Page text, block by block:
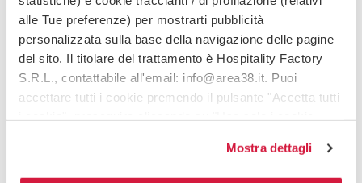
alle Tue preferenze) per mostrarti pubblicità
personalizzata sulla base della navigazione delle pagine
del sito. Il titolare del trattamento è Hospitality Factory
S.R.L., contattabile all'email: info@area38.it. Puoi
accettare tutti i cookie premendo il pulsante "Accetta tutti
"Personalizza". Al fine di revocare il consenso prestato e
visualizzare le informazioni complete sul trattamento dei
Mostra dettagli